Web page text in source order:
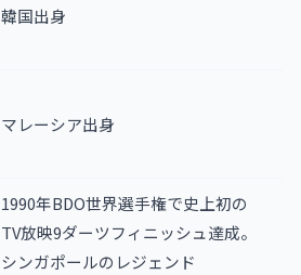
韓国出身
マレーシア出身
1990年BDO世界選手権で史上初の
TV放映9ダーツフィニッシュ達成。
シンガポールのレジェンド